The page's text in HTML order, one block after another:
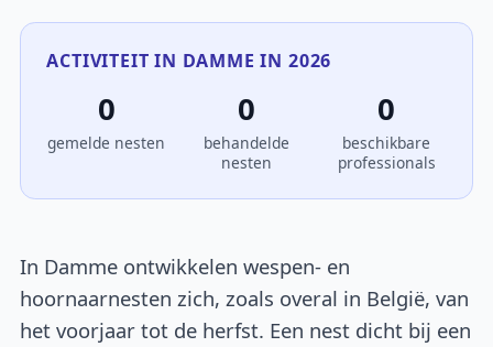
ACTIVITEIT IN DAMME IN 2026
0
gemelde nesten
0
behandelde
nesten
0
beschikbare
professionals
In Damme ontwikkelen wespen- en
hoornaarnesten zich, zoals overal in België, van
het voorjaar tot de herfst. Een nest dicht bij een